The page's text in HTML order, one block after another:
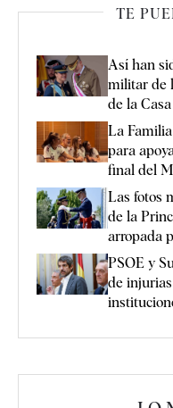
TE
Así han
militar de
de la
La
para
final del
Las fotos
de la
arropada
PSOE y
de